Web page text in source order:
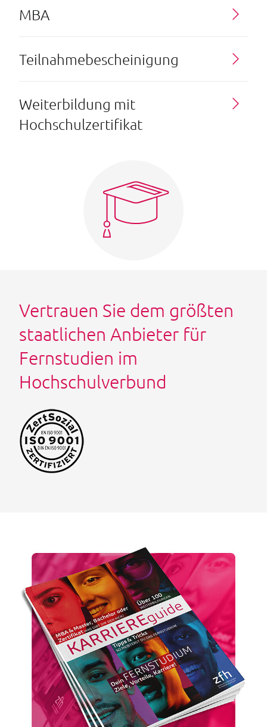
MBA
Teilnahmebescheinigung
Weiterbildung mit
Hochschulzertifikat
Vertrauen Sie dem größten
staatlichen Anbieter für
Fernstudien im
Hochschulverbund